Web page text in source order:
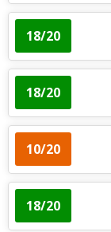
18/20
18/20
10/20
18/20